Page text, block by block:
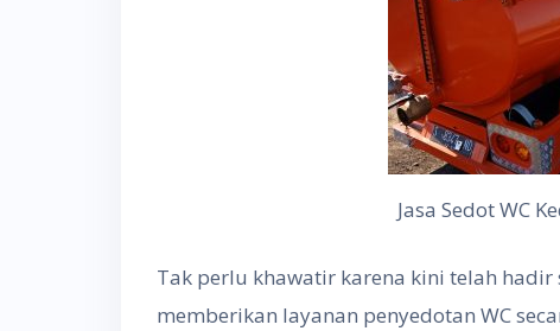
Jasa Sedot WC
Tak perlu khawatir karena kini telah hadir
memberikan layanan penyedotan WC